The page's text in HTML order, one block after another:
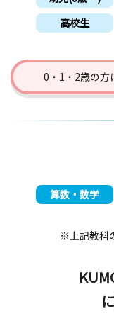
高校生
0・1・2歳の方
算数・数学
※上記教科